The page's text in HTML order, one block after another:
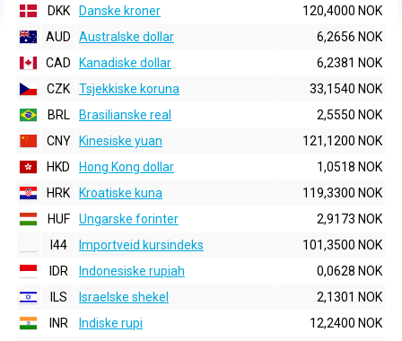
DKK
Danske kroner
120,4000 NOK
AUD
Australske dollar
6,2656 NOK
CAD
Kanadiske dollar
6,2381 NOK
CZK
Tsjekkiske koruna
33,1540 NOK
BRL
Brasilianske real
2,5550 NOK
CNY
Kinesiske yuan
121,1200 NOK
HKD
Hong Kong dollar
1,0518 NOK
HRK
Kroatiske kuna
119,3300 NOK
HUF
Ungarske forinter
2,9173 NOK
I44
Importveid kursindeks
101,3500 NOK
IDR
Indonesiske rupiah
0,0628 NOK
ILS
Israelske shekel
2,1301 NOK
INR
Indiske rupi
12,2400 NOK